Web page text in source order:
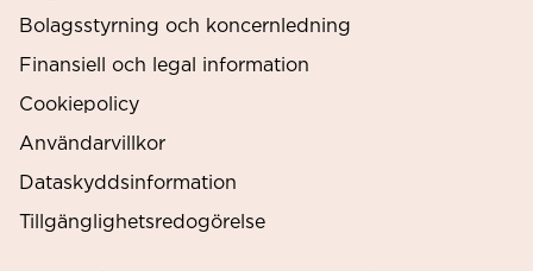
Bolagsstyrning och koncernledning
Finansiell och legal information
Cookiepolicy
Användarvillkor
Dataskyddsinformation
Tillgänglighetsredogörelse